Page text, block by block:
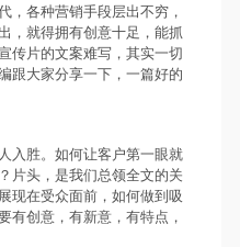
，各种营销手段层出不穷，
，就得拥有创意十足，能抓
传片的文案难写，其实一切
跟大家分享一下，一篇好的
入胜。如何让客户第一眼就
片头，是我们总领全文的关
现在受众面前，如何做到吸
有创意，有新意，有特点，